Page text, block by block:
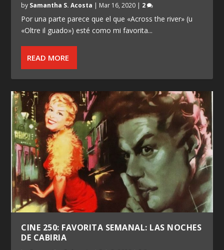
by Samantha S. Acosta | Mar 16, 2020 | 2
Por una parte parece que el que «Across the river» (u
«Oltre il guado») esté como mi favorita...
READ MORE
CINE 250: FAVORITA SEMANAL: LAS NOCHES
DE CABIRIA